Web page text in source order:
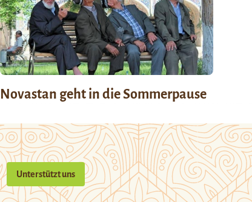
Novastan geht in die Sommerpause
Unterstützt uns